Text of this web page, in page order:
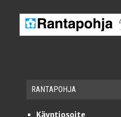
RAN­TA­POH­JA
Käyntiosoite